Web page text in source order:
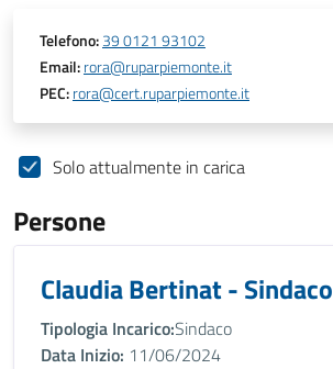
Telefono:39 0121 93102
Email:rora@ruparpiemonte.it
PEC:rora@cert.ruparpiemonte.it
Solo attualmente in carica
Persone
Claudia Bertinat - Sindaco
Tipologia Incarico:Sindaco
Data Inizio: 11/06/2024